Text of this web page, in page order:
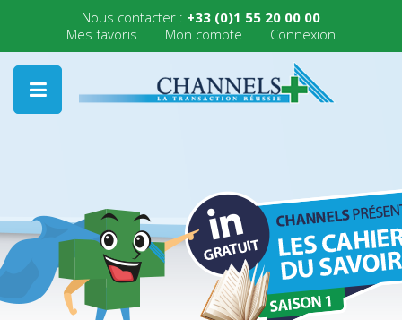
Nous contacter : +33 (0)1 55 20 00 00
Mes favoris
Mon compte Connexion